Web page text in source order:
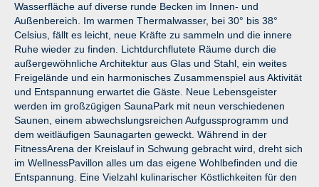
Wasserfläche auf diverse runde Becken im Innen- und
Außenbereich. Im warmen Thermalwasser, bei 30° bis 38°
Celsius, fällt es leicht, neue Kräfte zu sammeln und die innere
Ruhe wieder zu finden. Lichtdurchflutete Räume durch die
außergewöhnliche Architektur aus Glas und Stahl, ein weites
Freigelände und ein harmonisches Zusammenspiel aus Aktivität
und Entspannung erwartet die Gäste. Neue Lebensgeister
werden im großzügigen SaunaPark mit neun verschiedenen
Saunen, einem abwechslungsreichen Aufgussprogramm und
dem weitläufigen Saunagarten geweckt. Während in der
FitnessArena der Kreislauf in Schwung gebracht wird, dreht sich
im WellnessPavillon alles um das eigene Wohlbefinden und die
Entspannung. Eine Vielzahl kulinarischer Köstlichkeiten für den